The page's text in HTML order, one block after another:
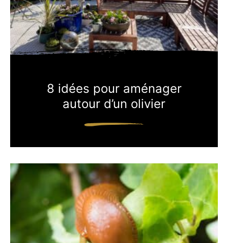
8 idées pour aménager
autour d’un olivier